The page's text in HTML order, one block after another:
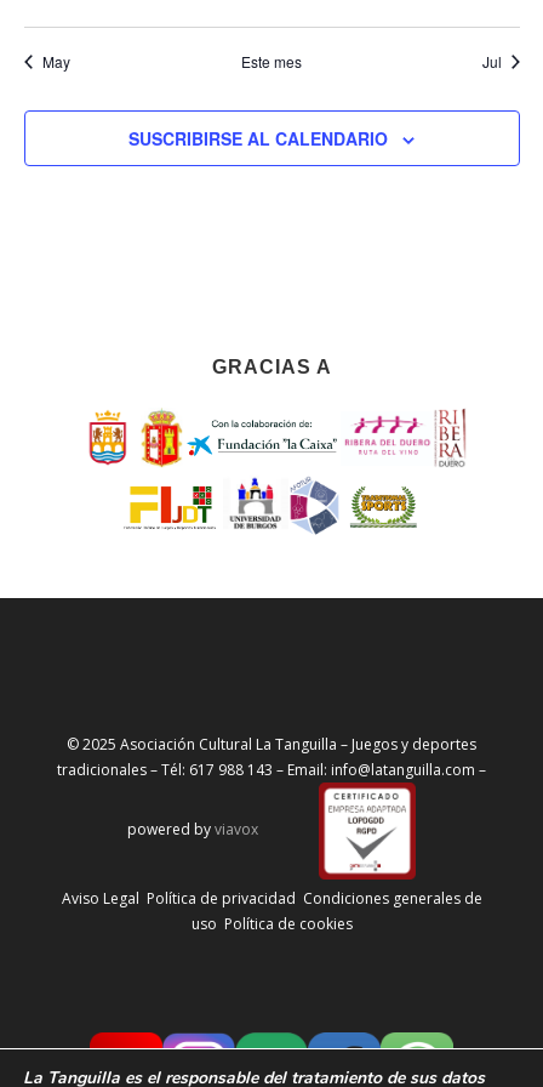
May Este mes Jul
SUSCRIBIRSE AL CALENDARIO
GRACIAS A
© 2025 Asociación Cultural La Tanguilla – Juegos y deportes
tradicionales – Tél: 617 988 143 – Email: info@latanguilla.com –
powered byviavox
Aviso Legal Política de privacidad Condiciones generales de
uso Política de cookies
La Tanguilla es el responsable del tratamiento de sus datos